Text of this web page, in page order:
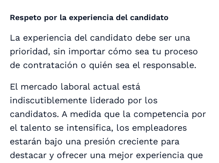
Respeto por la experiencia del candidato
La experiencia del candidato debe ser una
prioridad, sin importar cómo sea tu proceso
de contratación o quién sea el responsable.
El mercado laboral actual está
indiscutiblemente liderado por los
candidatos. A medida que la competencia por
el talento se intensifica, los empleadores
estarán bajo una presión creciente para
destacar y ofrecer una mejor experiencia que